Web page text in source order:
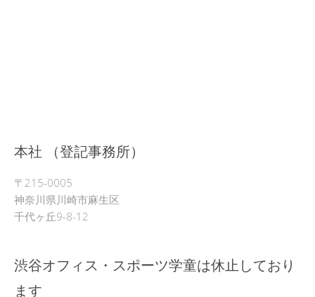
本社 （登記事務所）
〒215-0005
神奈川県川崎市麻生区
千代ヶ丘9-8-12
渋谷オフィス・スポーツ学童は休止しており
ます